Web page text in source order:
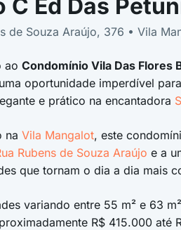
C Ed Das
de Souza Araújo, 376 • Vila
ao Condomínio Vila Das Flores
oportunidade imperdível
e prático na encantadora
na Vila Mangalot, este
Rubens de Souza Araújo e a
que tornam o dia a dia mais
variando entre 55 m² e 63
R$ 415.000 até